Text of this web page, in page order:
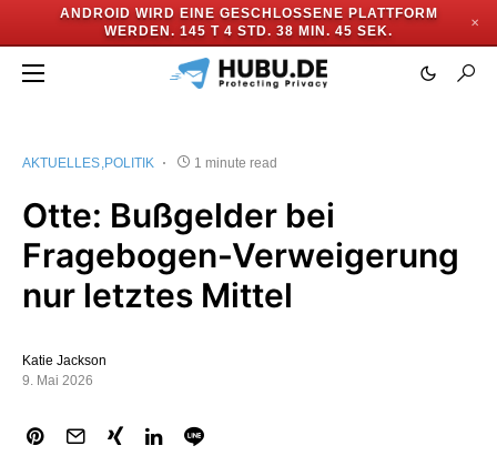
ANDROID WIRD EINE GESCHLOSSENE PLATTFORM
WERDEN. 145 T 4 STD. 38 MIN. 44 SEK.
✕
AKTUELLES POLITIK 1 minute read
Otte: Bußgelder bei
Fragebogen-Verweigerung
nur letztes Mittel
Katie Jackson
9. Mai 2026